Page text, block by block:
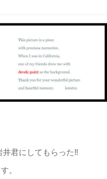
君にしてもらった‼️
。